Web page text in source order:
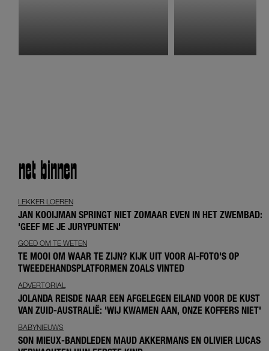
net binnen
LEKKER LOEREN
JAN KOOIJMAN SPRINGT NIET ZOMAAR EVEN IN HET ZWEMBAD:
'GEEF ME JE JURYPUNTEN'
GOED OM TE WETEN
TE MOOI OM WAAR TE ZIJN? KIJK UIT VOOR AI-FOTO'S OP
TWEEDEHANDSPLATFORMEN ZOALS VINTED
ADVERTORIAL
JOLANDA REISDE NAAR EEN AFGELEGEN EILAND VOOR DE KUST
VAN ZUID-AUSTRALIË: 'WIJ KWAMEN AAN, ONZE KOFFERS NIET'
BABYNIEUWS
SON MIEUX-BANDLEDEN MAUD AKKERMANS EN OLIVIER LUCAS